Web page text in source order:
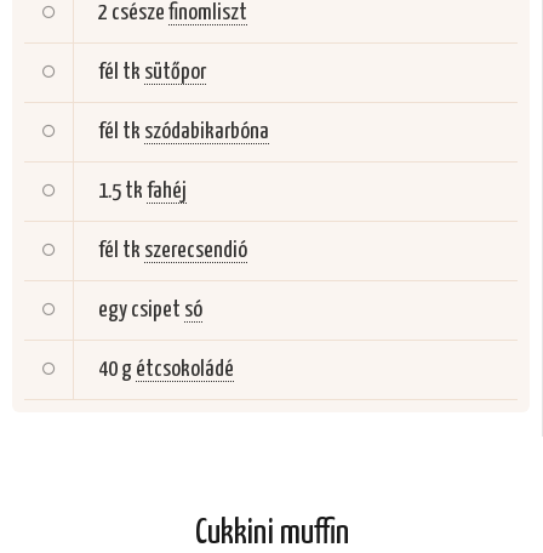
2 csésze finomliszt
fél tk sütőpor
fél tk szódabikarbóna
1.5 tk fahéj
fél tk szerecsendió
egy csipet só
40 g étcsokoládé
Cukkini muffin